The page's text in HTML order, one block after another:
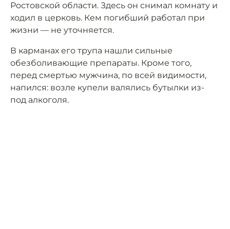
Ростовской области. Здесь он снимал комнату и
ходил в церковь. Кем погибший работал при
жизни — не уточняется.
В карманах его трупа нашли сильные
обезболивающие препараты. Кроме того,
перед смертью мужчина, по всей видимости,
напился: возле купели валялись бутылки из-
под алкоголя.